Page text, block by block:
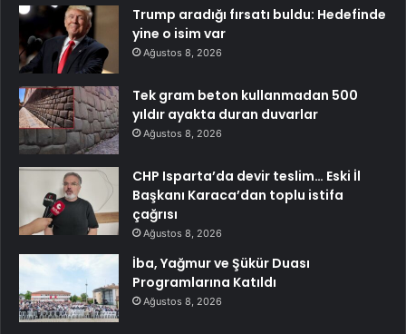
Trump aradığı fırsatı buldu: Hedefinde
yine o isim var
Ağustos 8, 2026
Tek gram beton kullanmadan 500
yıldır ayakta duran duvarlar
Ağustos 8, 2026
CHP Isparta’da devir teslim… Eski İl
Başkanı Karaca’dan toplu istifa
çağrısı
Ağustos 8, 2026
İba, Yağmur ve Şükür Duası
Programlarına Katıldı
Ağustos 8, 2026